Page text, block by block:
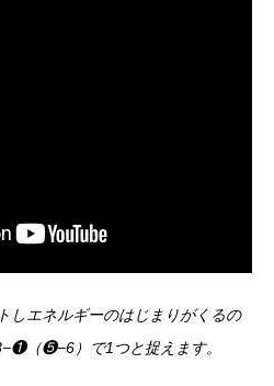
しエネルギーのはじまりがくるの
（❺−6）で1つと捉えます。